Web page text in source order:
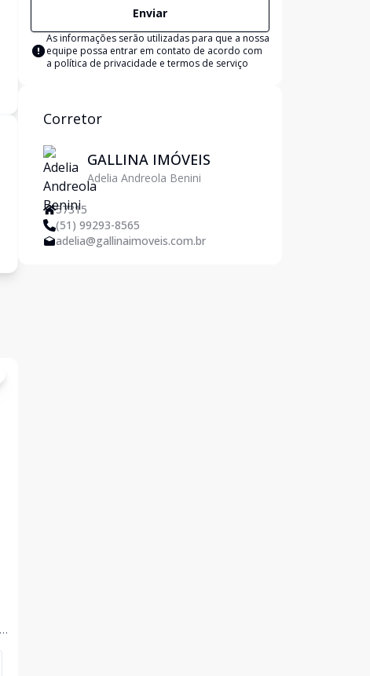
Enviar
As informações serão utilizadas para que a nossa
equipe possa entrar em contato de acordo com
a política de privacidade e termos de serviço
Corretor
GALLINA IMÓVEIS
Adelia Andreola Benini
57315
(51) 99293-8565
adelia@gallinaimoveis.com.br